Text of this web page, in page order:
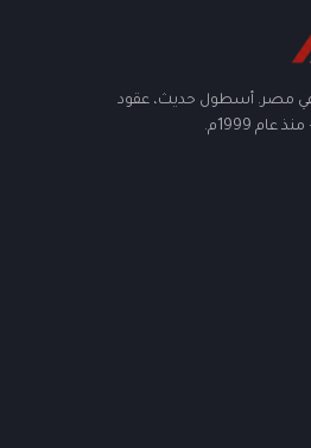
في مصر. أسطول حديث، عقود
1999م.